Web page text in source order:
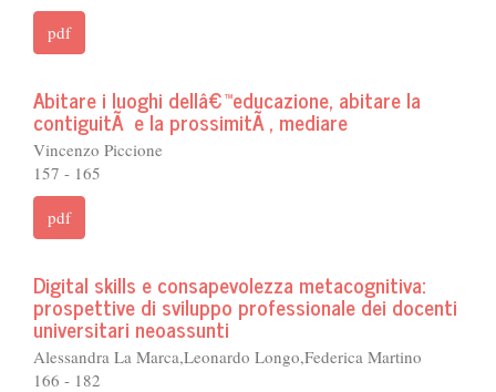
pdf
Abitare i luoghi dellâ€™educazione, abitare la
contiguitÃ e la prossimitÃ , mediare
Vincenzo Piccione
157 - 165
pdf
Digital skills e consapevolezza metacognitiva:
prospettive di sviluppo professionale dei docenti
universitari neoassunti
Alessandra La Marca,Leonardo Longo,Federica Martino
166 - 182